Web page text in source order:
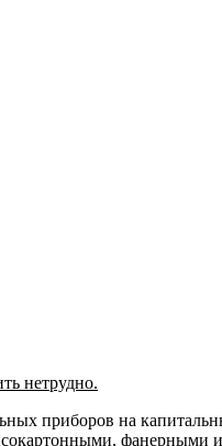
нетрудно.
приборов на
фанерными и